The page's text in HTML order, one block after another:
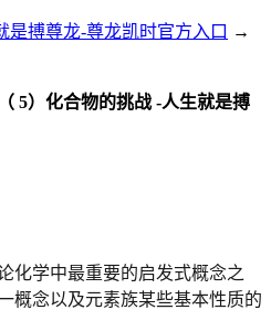
是搏尊龙-尊龙凯时官方入口 →
5）化合物的挑战 -人生就是搏
化学中最重要的启发式概念之
概念以及元素族某些基本性质的